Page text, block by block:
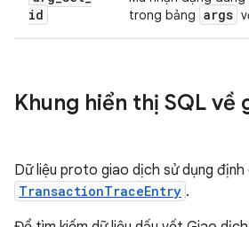
id
trong bảng args
Khung hiển thị SQL về
Dữ liệu proto giao dịch sử dụng định
TransactionTraceEntry .